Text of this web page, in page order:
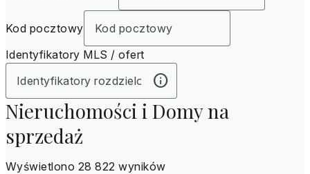
Kod pocztowy
Identyfikatory MLS / ofert
Nieruchomości i Domy na
sprzedaż
Wyświetlono 28 822 wyników